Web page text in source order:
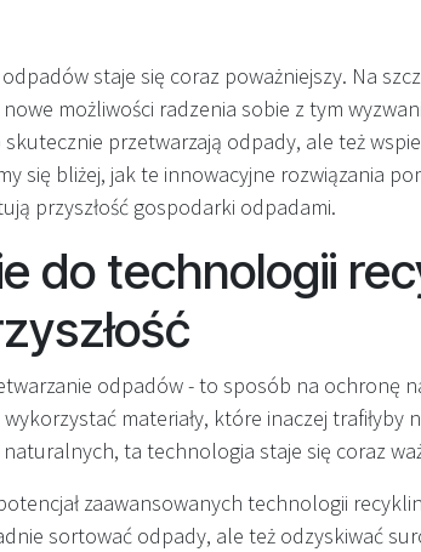
staje się coraz poważniejszy. Na
możliwości radzenia sobie z tym
przetwarzają odpady, ale też
się bliżej, jak te innowacyjne rozwiązania
przyszłość gospodarki odpadami.
do technologii
odpadów - to sposób na ochronę
materiały, które inaczej trafiłyby
ta technologia staje się coraz
zaawansowanych technologii
sortować odpady, ale też odzyskiwać